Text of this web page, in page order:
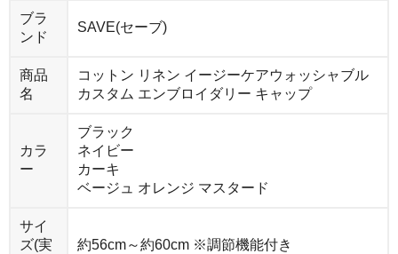
ブラ
ンド
SAVE(セーブ)
商品
名
コットン リネン イージーケアウォッシャブル
カスタム エンブロイダリー キャップ
カラ
ー
ブラック
ネイビー
カーキ
ベージュ オレンジ マスタード
サイ
ズ(実
約56cm～約60cm ※調節機能付き